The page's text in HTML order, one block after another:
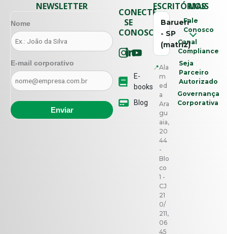
CONECTE-
SE
CONOSCO
E-
books
Blog
ESCRITÓRIOS
Barueri
- SP
(matriz)
📍Ala
m
ed
a
Ara
gu
aia,
20
44
-
Blo
co
1 -
CJ
21
0/
211,
06
45
MAIS
Fale
Conosco
Canal
Compliance
Seja
Parceiro
Autorizado
Governança
Corporativa
NEWSLETTER
Nome
E-mail corporativo